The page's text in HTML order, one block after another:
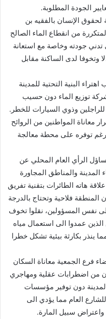
الجودة المطلوبة.
الإنسان بالفقيه بن
من انقطاع الماء الصالح
جودته وخاصة مع استعانة
وتخوفا لدى الساكنة مقابل
البنية التحتية للمدينة
توزيع الماء دون حسيب
وذوي السيارات للخطر.
معاناة المواطنين من الروائح
توفره على محطة معالجة
الرأي العام المحلي عن
والمناطق المجاورة
هاته الطائرات بتقنية تفريق
فلاحية وتحتاج بالدرجة
نفس المسؤولين، نقلوا تخوف
عمدوا الى استعمال مياه
بكارثة بيئية تشكل خطرا
فرع الجمعية معاناة السكان
من اضطرابات عقلية ومهاجري
دون توفير مؤسسات
العام مما يؤدي الى
واعتراض سبيل المارة.